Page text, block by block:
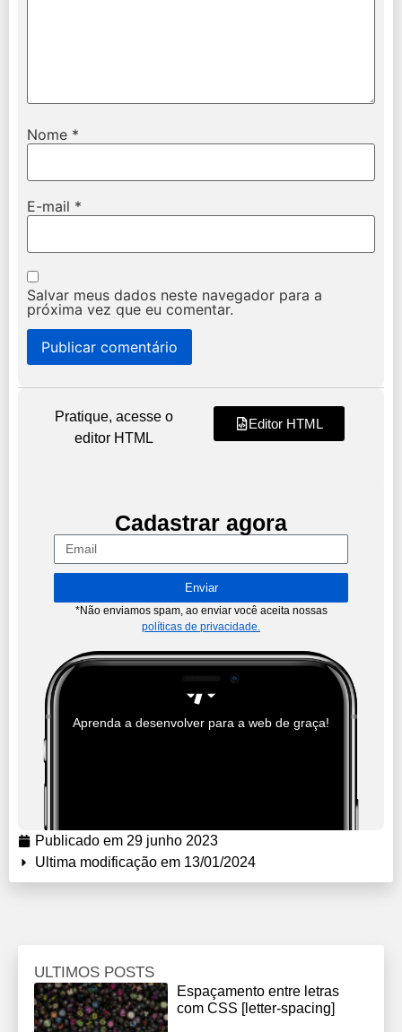
Nome *
E-mail *
Salvar meus dados neste navegador para a
próxima vez que eu comentar.
Pratique, acesse o
editor HTML
Editor HTML
Aprenda a desenvolver para a web de graça!
Cadastrar agora
Enviar
*Não enviamos spam, ao enviar você aceita nossas
políticas de privacidade.
Publicado em 29 junho 2023
Ultima modificação em 13/01/2024
ULTIMOS POSTS
Espaçamento entre letras
com CSS [letter-spacing]